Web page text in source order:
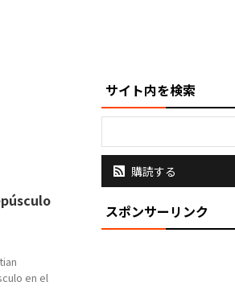
en el
サイト内を検索
購読する
スポンサーリンク